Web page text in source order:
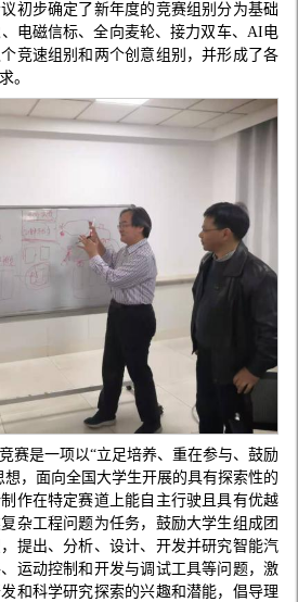
初步确定了新年度的竞赛组别分为基础
电磁信标、全向麦轮、接力双车、AI电
竞速组别和两个创意组别，并形成了各
。
赛是一项以“立足培养、重在参与、鼓励
，面向全国大学生开展的具有探索性的
作在特定赛道上能自主行驶且具有优越
杂工程问题为任务，鼓励大学生组成团
提出、分析、设计、开发并研究智能汽
运动控制和开发与调试工具等问题，激
和科学研究探索的兴趣和潜能，倡导理